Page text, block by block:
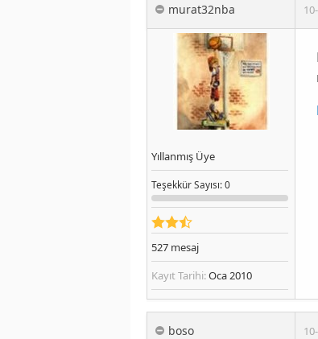
murat32nba
Yıllanmış Üye
TeşekkürSayısı: 0
527 mesaj
Kayıt Tarihi:Oca 2010
boso